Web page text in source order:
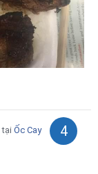
tại Ốc Cay
4